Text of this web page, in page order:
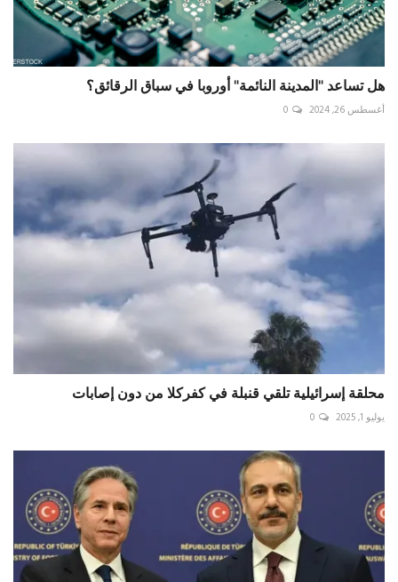
هل تساعد "المدينة النائمة" أوروبا في سباق الرقائق؟
أغسطس 26, 2024 0
محلقة إسرائيلية تلقي قنبلة في كفركلا من دون إصابات
يوليو 1, 2025 0